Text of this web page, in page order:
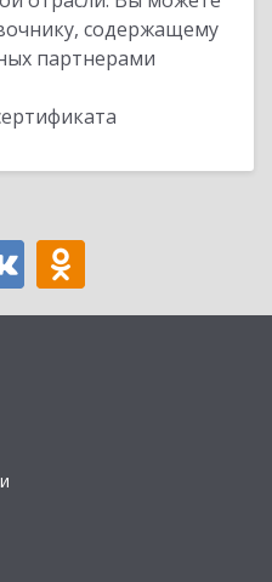
содержащему
партнерами